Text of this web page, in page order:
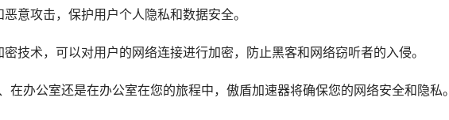
意攻击，保护用户个人隐私和数据安全。
技术，可以对用户的网络连接进行加密，防止黑客和网络窃听者的入侵。
在办公室还是在办公室在您的旅程中，傲盾加速器将确保您的网络安全和隐私。